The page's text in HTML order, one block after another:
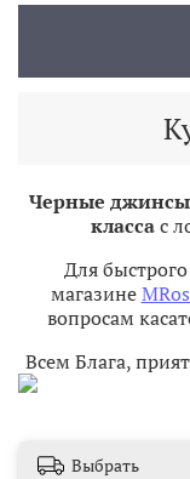
Черные джинсы
классас
Для
магазине
вопросам
Всем Блага,
Выбрать